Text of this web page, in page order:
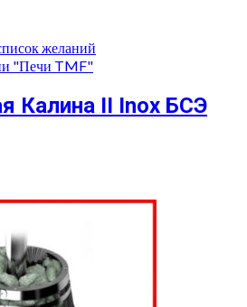
желаний
"Печи TMF"
Калина II Inox БСЭ